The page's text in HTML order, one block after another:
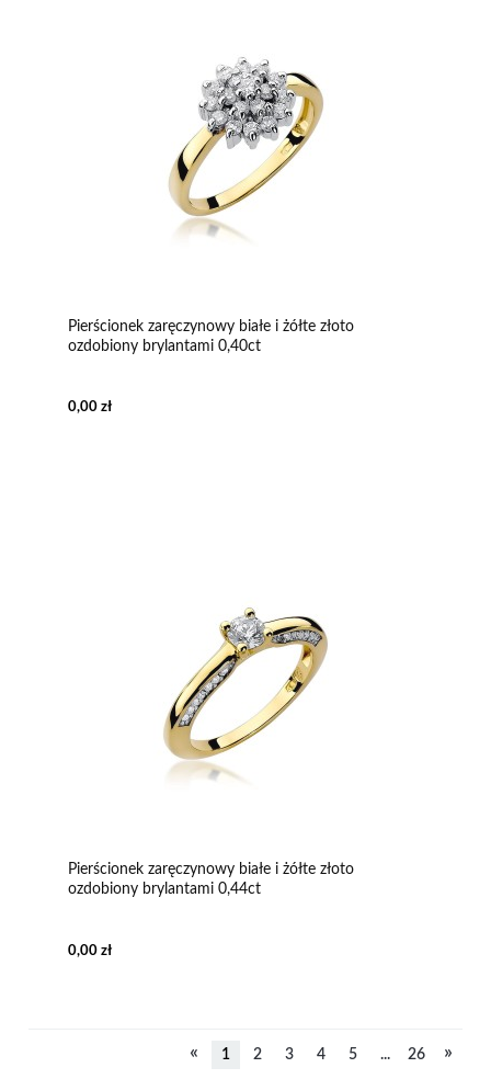
Pierścionek zaręczynowy białe i żółte złoto
ozdobiony brylantami 0,40ct
0,00 zł
Pierścionek zaręczynowy białe i żółte złoto
ozdobiony brylantami 0,44ct
0,00 zł
« 1 2 3 4 5 ... 26 »